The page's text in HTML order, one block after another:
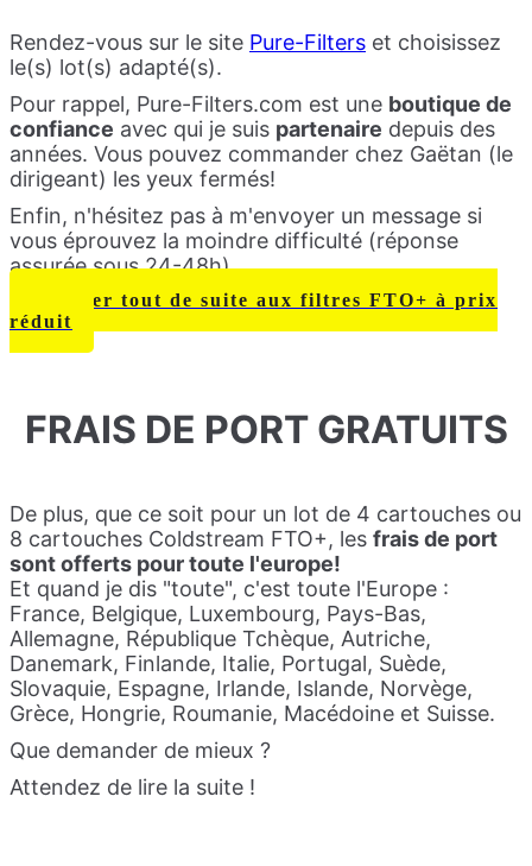
Rendez-vous sur le site Pure-Filters et choisissez
le(s) lot(s) adapté(s).
Pour rappel, Pure-Filters.com est une boutique de
confiance avec qui je suis partenaire depuis des
années. Vous pouvez commander chez Gaëtan (le
dirigeant) les yeux fermés!
Enfin, n'hésitez pas à m'envoyer un message si
vous éprouvez la moindre difficulté (réponse
assurée sous 24-48h).
Accéder tout de suite aux filtres FTO+ à prix
réduit
FRAIS DE PORT GRATUITS
De plus, que ce soit pour un lot de 4 cartouches ou
8 cartouches Coldstream FTO+, les frais de port
sont offerts pour toute l'europe!
Et quand je dis "toute", c'est toute l'Europe :
France, Belgique, Luxembourg, Pays-Bas,
Allemagne, République Tchèque, Autriche,
Danemark, Finlande, Italie, Portugal, Suède,
Slovaquie, Espagne, Irlande, Islande, Norvège,
Grèce, Hongrie, Roumanie, Macédoine et Suisse.
Que demander de mieux ?
Attendez de lire la suite !